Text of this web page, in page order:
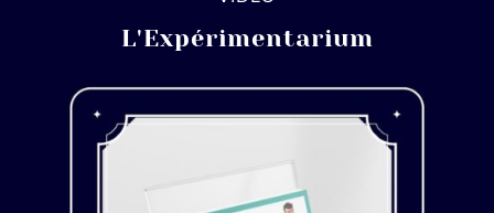
L'Expérimentarium